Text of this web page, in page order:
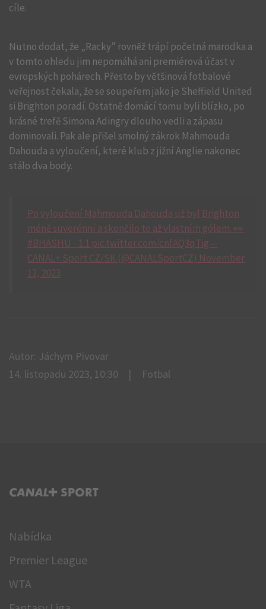
cíle.
Nutno dodat, že „Racky” rovněž trápí početná marodka a
v tomto ohledu jim nepomáhá ani premiérová účast v
evropských pohárech. Přesto by většinová fotbalové
veřejnost čekala, že se soupeřem jako je Sheffield United
si Brighton poradí. Ostatně domácí tomu byli blízko, po
krásné trefě Simona Adingry dlouho vedli a zápasu
dominovali. Pak ale přišel smolný zákrok Mahmouda
Dahouda a vyloučení, které klub z jižní Anglie nakonec
stálo dva body.
Po vyloučení Mahmouda Dahouda už byl Brighton
méně suverénní a skončilo to až vlastním gólem. 👀
#BHASHU - 1:1 pic.twitter.com/cnfAQ3qTig—
CANAL+ Sport CZ/SK (@CANALSportCZ) November
12, 2023
Autor: Jáchym Pivovar
14. listopadu 2023, 10:30
Fotbal
C+ SPORT
Nabídka
Premier League
WTA